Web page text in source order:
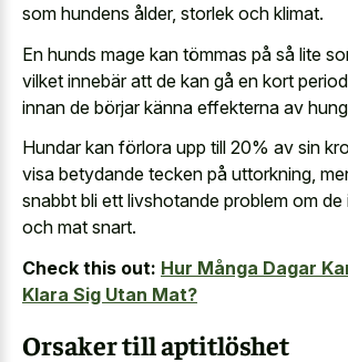
som hundens ålder, storlek och klimat.
En hunds mage kan tömmas på så lite
vilket innebär att de kan gå en kort
innan de börjar känna effekterna av
Hundar kan förlora upp till 20% av sin
visa betydande tecken på uttorkning,
snabbt bli ett livshotande problem om
och mat snart.
Check this out: Hur Många Dagar
Klara Sig Utan Mat?
Orsaker till aptitlöshet